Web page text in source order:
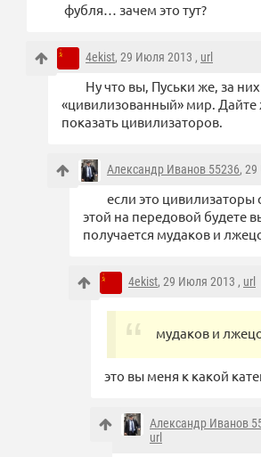
фубля… зачем это тут?
4ekist, 29 Июля 2013 , url
Ну что вы, Пуськи же, за
«цивилизованный» мир. Дайте
показать цивилизаторов.
Александр Иванов 55236,
если это цивилизаторы
этой на передовой будете
получается мудаков и
4ekist, 29 Июля 2013 , url
мудаков и
это вы меня к какой
Александр Иванов
url